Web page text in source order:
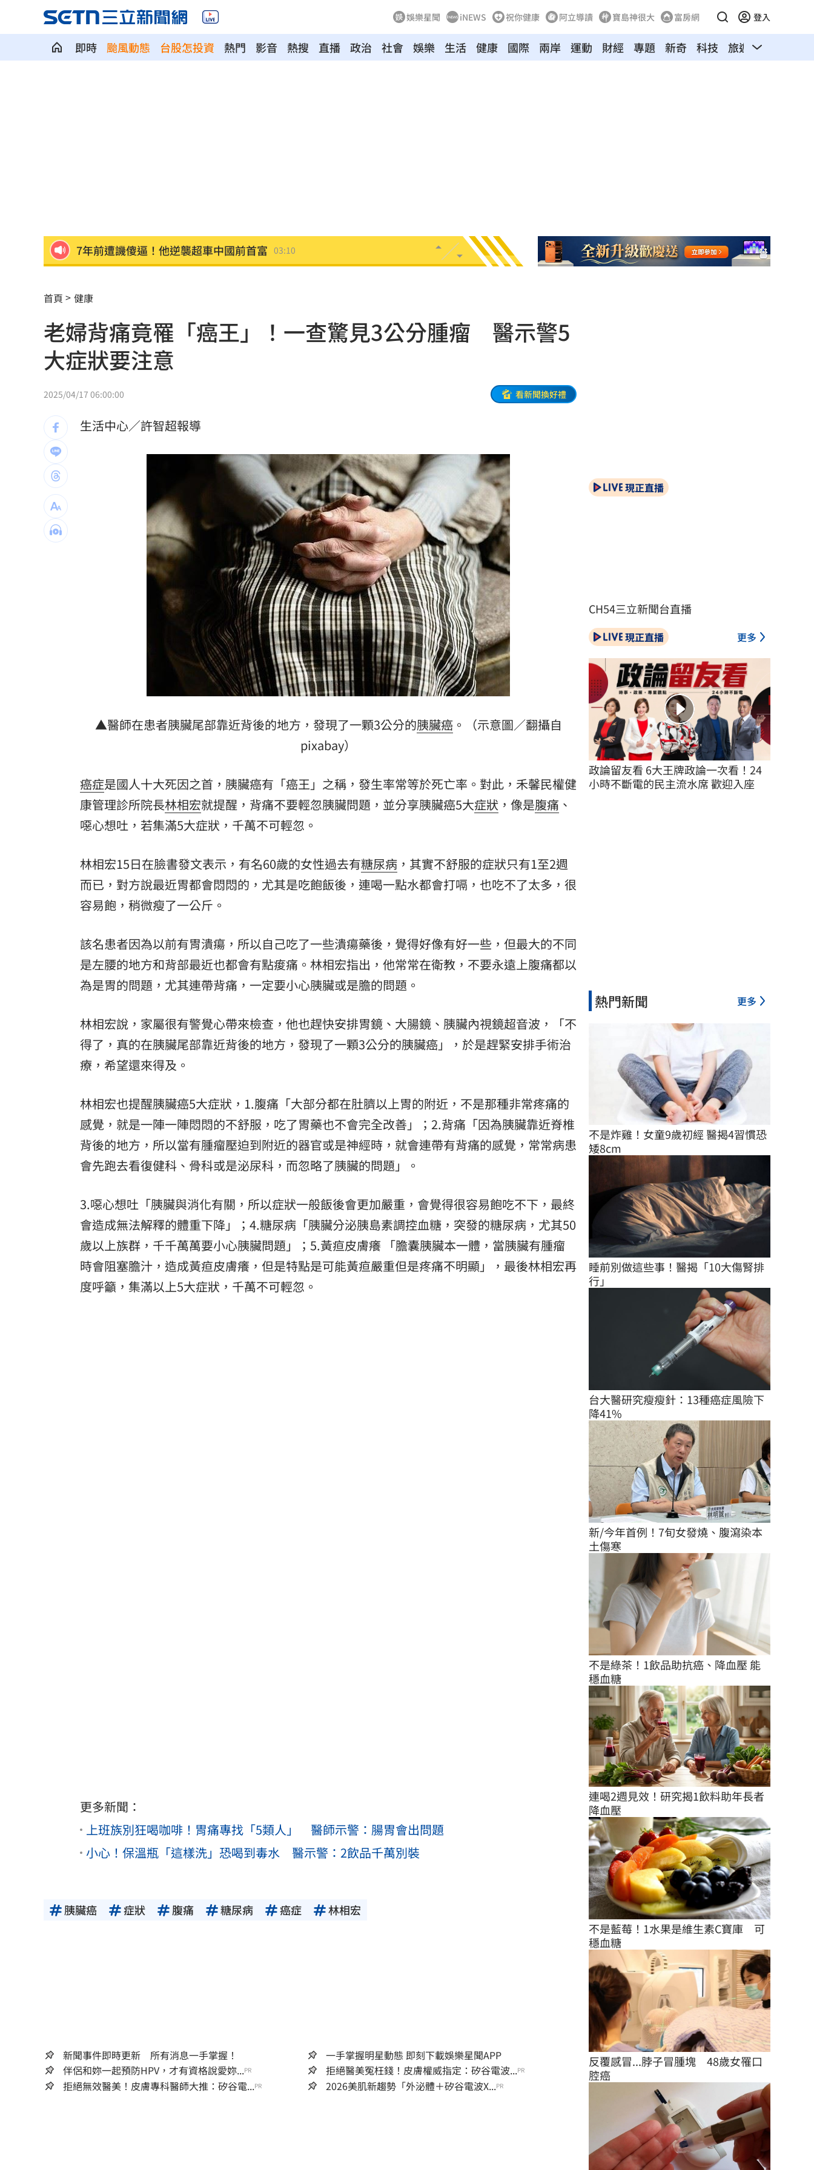
娛樂星聞 iNEWS 祝你健康 阿立導讀 寶島神很大 富房網 登入
即時 颱風動態 台股怎投資 熱門 影音 熱搜 直播 政治 社會 娛樂 生活 健康 國際 兩岸 運動 財經 專題 新奇 科技 旅遊 汽車
7年前遭譏傻逼！他逆襲超車中國前首富 03:10
記憶體產能全被大廠包下 驚人漲價潮來襲
北美訂單補爆 聯發科小金雞EPS至27.12元 02:30
AI和你讀的不同！實測《時代》驚揭1真相
這大廠三支柱到位 全年EPS上看5.68元
慈濟買BNT被詐10億！藍昔嗆擋疫苗網朝聖
高溫重創雞蛋產量 最快要等到9月才回穩 01:26
7月營收寫同期次高 聯寶訂單看到2027年 01:20
台股收復44000點大關 2關鍵看AI產業發展 01:13
他見搶案挺身相救遭圍毆亡！嫌犯最小12歲 01:10
扣款人數狂增4成 國泰小龍基金布局曝光 01:05
車是我的、油也是我的 睡車竟被收住宿費 01:04
24歲存款破百萬！她公開致富關鍵：超孝順 01:02
台灣彩券開獎直播中 20:31
LIVE三立+24小時直播 15:27
三立iNEWS新聞台線上直播 18:00
首頁 健康
老婦背痛竟罹「癌王」！一查驚見3公分腫瘤 醫示警5
大症狀要注意
2025/04/17 06:00:00 看新聞換好禮
生活中心／許智超報導
▲醫師在患者胰臟尾部靠近背後的地方，發現了一顆3公分的胰臟癌。（示意圖／翻攝自
pixabay）
癌症是國人十大死因之首，胰臟癌有「癌王」之稱，發生率常等於死亡率。對此，禾馨民權健
康管理診所院長林相宏就提醒，背痛不要輕忽胰臟問題，並分享胰臟癌5大症狀 ，像是腹痛 、
噁心想吐，若集滿5大症狀，千萬不可輕忽。
林相宏15日在臉書發文表示，有名60歲的女性過去有糖尿病 ，其實不舒服的症狀只有1至2週
而已，對方說最近胃都會悶悶的，尤其是吃飽飯後，連喝一點水都會打嗝，也吃不了太多，很
容易飽，稍微瘦了一公斤。
該名患者因為以前有胃潰瘍，所以自己吃了一些潰瘍藥後，覺得好像有好一些，但最大的不同
是左腰的地方和背部最近也都會有點痠痛。林相宏指出，他常常在衛教，不要永遠上腹痛都以
為是胃的問題，尤其連帶背痛，一定要小心胰臟或是膽的問題。
林相宏說，家屬很有警覺心帶來檢查，他也趕快安排胃鏡、大腸鏡、胰臟內視鏡超音波，「不
得了，真的在胰臟尾部靠近背後的地方，發現了一顆3公分的胰臟癌」，於是趕緊安排手術治
療，希望還來得及。
林相宏也提醒胰臟癌5大症狀，1.腹痛「大部分都在肚臍以上胃的附近，不是那種非常疼痛的
感覺，就是一陣一陣悶悶的不舒服，吃了胃藥也不會完全改善」；2.背痛「因為胰臟靠近脊椎
背後的地方，所以當有腫瘤壓迫到附近的器官或是神經時，就會連帶有背痛的感覺，常常病患
會先跑去看復健科、骨科或是泌尿科，而忽略了胰臟的問題」。
3.噁心想吐「胰臟與消化有關，所以症狀一般飯後會更加嚴重，會覺得很容易飽吃不下，最終
會造成無法解釋的體重下降」；4.糖尿病「胰臟分泌胰島素調控血糖，突發的糖尿病，尤其50
歲以上族群，千千萬萬要小心胰臟問題」；5.黃疸皮膚癢 「膽囊胰臟本一體，當胰臟有腫瘤
時會阻塞膽汁，造成黃疸皮膚癢，但是特點是可能黃疸嚴重但是疼痛不明顯」，最後林相宏再
度呼籲，集滿以上5大症狀，千萬不可輕忽。
更多新聞：
上班族別狂喝咖啡！胃痛專找「5類人」 醫師示警：腸胃會出問題
小心！保溫瓶「這樣洗」恐喝到毒水 醫示警：2飲品千萬別裝
胰臟癌 症狀 腹痛 糖尿病 癌症 林相宏
新聞事件即時更新 所有消息一手掌握！
一手掌握明星動態 即刻下載娛樂星聞APP
伴侶和妳一起預防HPV，才有資格說愛妳...PR 拒絕醫美冤枉錢！皮膚權威指定：矽谷電波...PR
拒絕無效醫美！皮膚專科醫師大推：矽谷電...PR 2026美肌新趨勢「外泌體＋矽谷電波X...PR
現正直播
CH54三立新聞台直播
現正直播 更多
政論留友看 6大王牌政論一次看！24
小時不斷電的民主流水席 歡迎入座
熱門新聞 更多
不是炸雞！女童9歲初經 醫揭4習慣恐
矮8cm
睡前別做這些事！醫揭「10大傷腎排
行」
台大醫研究瘦瘦針：13種癌症風險下
降41%
新/今年首例！7旬女發燒、腹瀉染本
土傷寒
不是綠茶！1飲品助抗癌、降血壓 能
穩血糖
連喝2週見效！研究揭1飲料助年長者
降血壓
不是藍莓！1水果是維生素C寶庫　可
穩血糖
反覆感冒...脖子冒腫塊　48歲女罹口
腔癌